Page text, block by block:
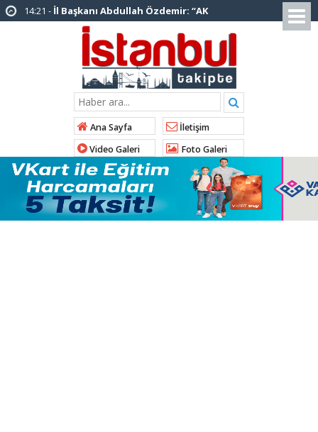
14:20 - Şadi Yazıcı, “Silivri’den alınan talimatla
hakkımda karalama kampanyası yürütülüyor”
AK Parti’ye katılan ilçe belediye
başkanlarından İl Başkanı Özdemir’e ziyaret
Tuzla Belediye Başkanı Eren Ali
Bingöl’den İBB’ye tepki
İstanbul Emniyet Müdürlüğünden
“Gök Kubbe’de, Mavi Vatan’da, Şanlı Topraklarda:
İstanbul Emniyeti Her Yerde” paylaşımı
19:26 -
Çekmeköy Belediye Başkanı Orhan
Ana Sayfa
İletişim
Video Galeri
Foto Galeri